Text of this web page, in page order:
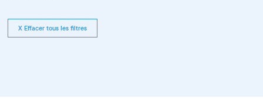
X Effacer tous les filtres